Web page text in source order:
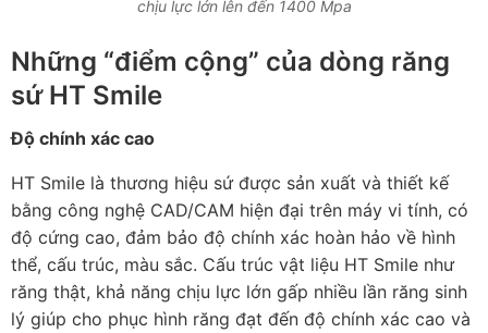
chịu lực lớn lên đến 1400 Mpa
Những “điểm cộng” của dòng răng
sứ HT Smile
Độ chính xác cao
HT Smile là thương hiệu sứ được sản xuất và thiết kế
bằng công nghệ CAD/CAM hiện đại trên máy vi tính, có
độ cứng cao, đảm bảo độ chính xác hoàn hảo về hình
thể, cấu trúc, màu sắc. Cấu trúc vật liệu HT Smile như
răng thật, khả năng chịu lực lớn gấp nhiều lần răng sinh
lý giúp cho phục hình răng đạt đến độ chính xác cao và